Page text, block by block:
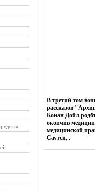
В третий том
рассказов
Конан Дойл
окончив
медицинской
Саутси, .